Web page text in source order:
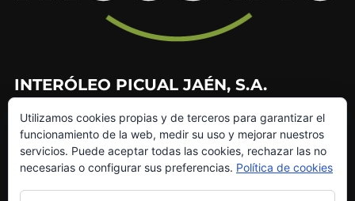
INTERÓLEO PICUAL JAÉN, S.A.
953 226 010
953 272 499
info@interoleo.com
canaldedenuncias@interoleo.com
Utilizamos cookies propias y de terceros para garantizar el
funcionamiento de la web, medir su uso y mejorar nuestros
servicios. Puede aceptar todas las cookies, rechazar las no
necesarias o configurar sus preferencias. Política de cookies